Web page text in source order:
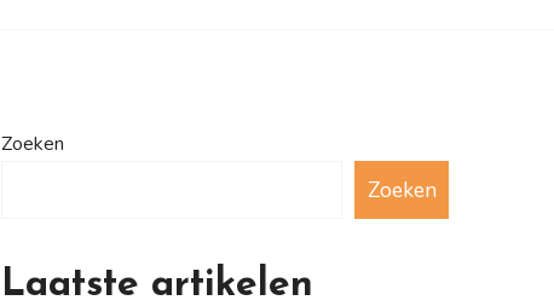
Zoeken
Zoeken
Laatste artikelen